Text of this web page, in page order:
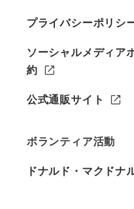
プライバシーポリシ
ソーシャルメディア
約
公式通販サイト
ボランティア活動
ドナルド・マクドナ